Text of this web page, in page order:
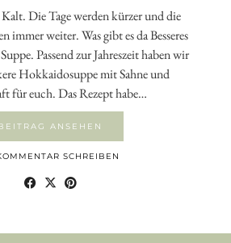
Die Tage werden kürzer und die
immer weiter. Was gibt es da Besseres
Passend zur Jahreszeit haben wir
Hokkaidosuppe mit Sahne und
für euch. Das Rezept habe…
ANSEHEN
SCHREIBEN